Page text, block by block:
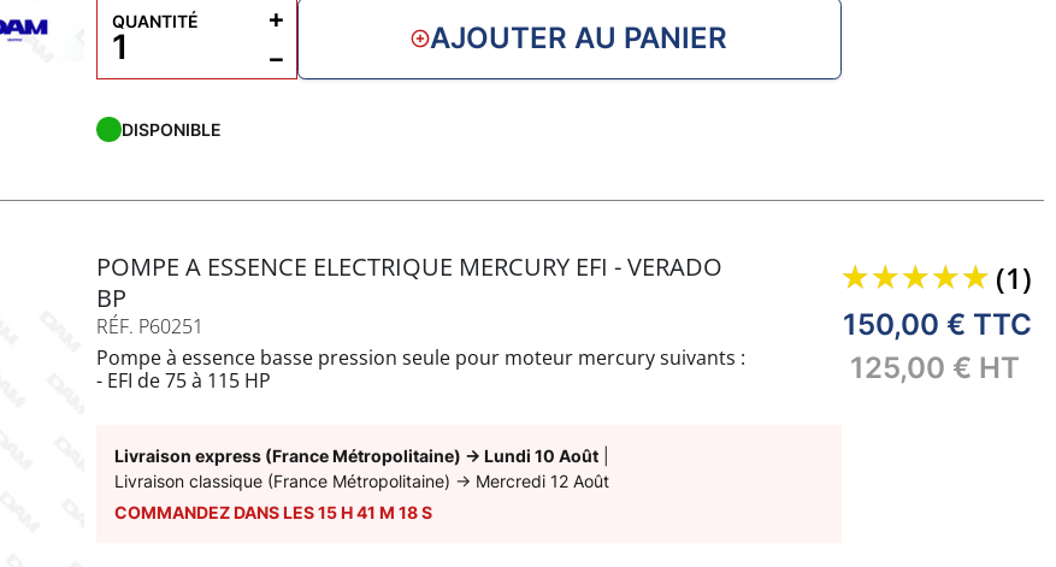
DISPONIBLE
QUANTITÉ
−
+
AJOUTER AU PANIER
POMPE A ESSENCE ELECTRIQUE MERCURY EFI - VERADO
BP
RÉF. P60251
Pompe à essence basse pression seule pour moteur mercury suivants :
- EFI de 75 à 115 HP
- 880596509
- 26-880596510
- 26-880596502
Livraison express (France Métropolitaine) → Lundi 10 Août
Livraison classique (France Métropolitaine) → Mercredi 12 Août
COMMANDEZ DANS LES 15H41 M17S
(1)
150,00 € TTC
125,00 € HT